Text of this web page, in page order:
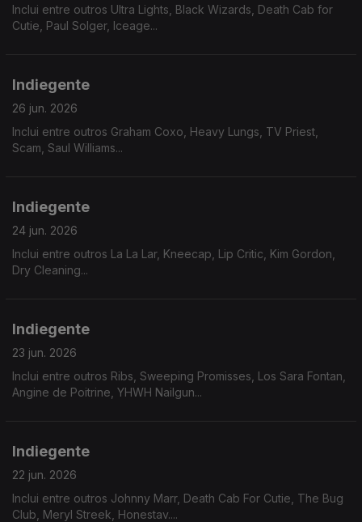
Inclui entre outros Ultra Lights, Black Wizards, Death Cab for
Cutie, Paul Solger, Iceage...
Indiegente
26 jun. 2026
Inclui entre outros Graham Coxo, Heavy Lungs, TV Priest,
Scam, Saul Williams...
Indiegente
24 jun. 2026
Inclui entre outros La La Lar, Kneecap, Lip Critic, Kim Gordon,
Dry Cleaning...
Indiegente
23 jun. 2026
Inclui entre outros Ribs, Sweeping Promisses, Los Sara Fontan,
Angine de Poitrine, YHWH Nailgun...
Indiegente
22 jun. 2026
Inclui entre outros Johnny Marr, Death Cab For Cutie, The Bug
Club, Meryl Streek, Honestav....